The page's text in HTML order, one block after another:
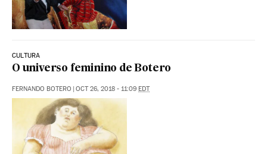
CULTURA
O universo feminino de Botero
FERNANDO BOTERO | OCT 26, 2018 - 11:09 EDT